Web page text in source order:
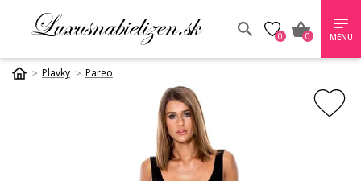
0 0 MENU
Plavky Pareo